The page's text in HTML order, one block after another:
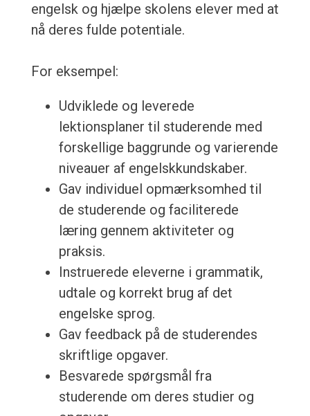
engelsk og hjælpe skolens elever med at
nå deres fulde potentiale.
For eksempel:
Udviklede og leverede
lektionsplaner til studerende med
forskellige baggrunde og varierende
niveauer af engelskkundskaber.
Gav individuel opmærksomhed til
de studerende og faciliterede
læring gennem aktiviteter og
praksis.
Instruerede eleverne i grammatik,
udtale og korrekt brug af det
engelske sprog.
Gav feedback på de studerendes
skriftlige opgaver.
Besvarede spørgsmål fra
studerende om deres studier og